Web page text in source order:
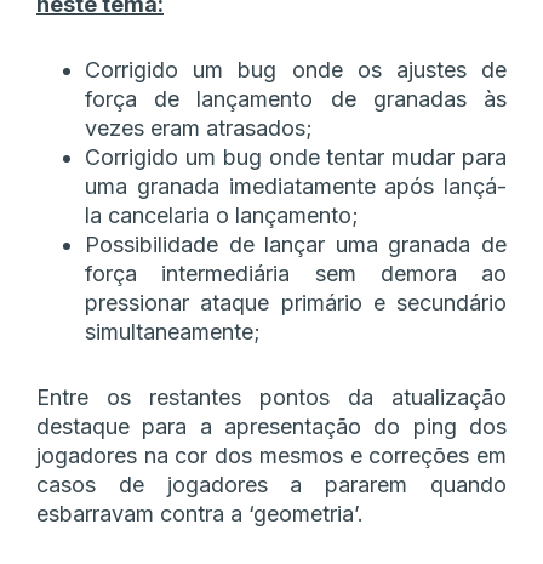
Corrigido um bug onde os ajustes de
força de lançamento de granadas às
vezes eram atrasados;
Corrigido um bug onde tentar mudar para
uma granada imediatamente após lançá-
la cancelaria o lançamento;
Possibilidade de lançar uma granada de
força intermediária sem demora ao
pressionar ataque primário e secundário
simultaneamente;
Entre os restantes pontos da atualização
destaque para a apresentação do ping dos
jogadores na cor dos mesmos e correções em
casos de jogadores a pararem quando
esbarravam contra a ‘geometria’.